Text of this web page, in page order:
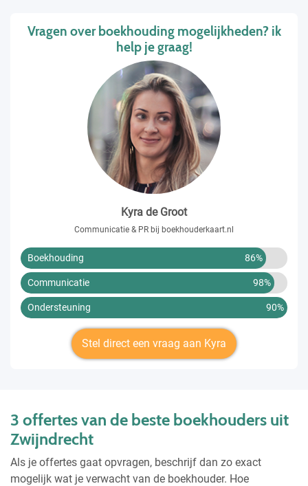
Vragen over boekhouding mogelijkheden? ik
help je graag!
Kyra de Groot
Communicatie & PR bij boekhouderkaart.nl
Boekhouding 86%
Communicatie 98%
Ondersteuning 90%
Stel direct een vraag aan Kyra
3 offertes van de beste boekhouders uit
Zwijndrecht
Als je offertes gaat opvragen, beschrijf dan zo exact
mogelijk wat je verwacht van de boekhouder. Hoe